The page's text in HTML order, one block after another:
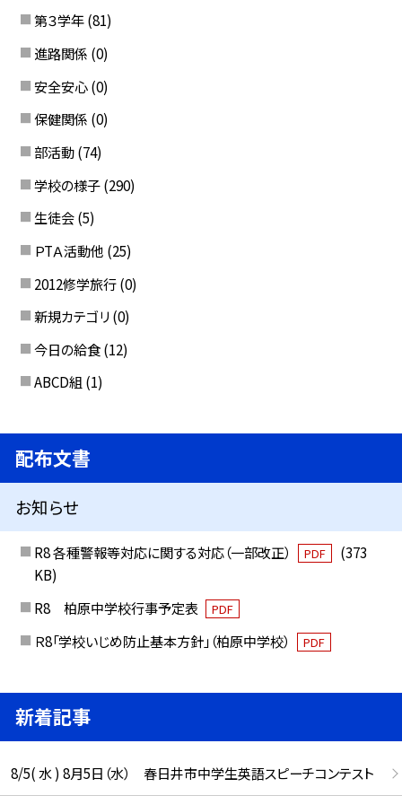
第３学年 (81)
進路関係 (0)
安全安心 (0)
保健関係 (0)
部活動 (74)
学校の様子 (290)
生徒会 (5)
ＰTＡ活動他 (25)
2012修学旅行 (0)
新規カテゴリ (0)
今日の給食 (12)
ABCD組 (1)
配布文書
お知らせ
R8 各種警報等対応に関する対応（一部改正） PDF
(373
KB)
R8 柏原中学校行事予定表
PDF
Ｒ8「学校いじめ防止基本方針」（柏原中学校） PDF
新着記事
8/5( 水 ) 8月5日（水） 春日井市中学生英語スピーチコンテスト